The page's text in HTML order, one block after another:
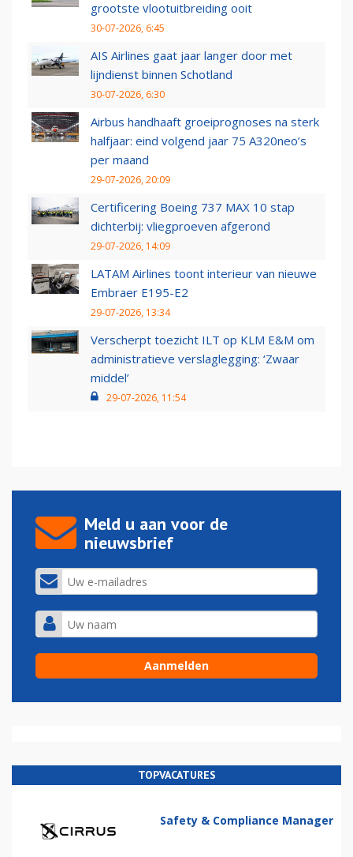
grootste vlootuitbreiding ooit
30-07-2026, 6:45
AIS Airlines gaat jaar langer door met
lijndienst binnen Schotland
30-07-2026, 6:30
Airbus handhaaft groeiprognoses na sterk
halfjaar: eind volgend jaar 75 A320neo’s
per maand
29-07-2026, 20:09
Certificering Boeing 737 MAX 10 stap
dichterbij: vliegproeven afgerond
29-07-2026, 14:09
LATAM Airlines toont interieur van nieuwe
Embraer E195-E2
29-07-2026, 13:34
Verscherpt toezicht ILT op KLM E&M om
administratieve verslaglegging: ‘Zwaar
middel’
29-07-2026, 11:54
Meld u aan voor de
nieuwsbrief
TOPVACATURES
Safety & Compliance Manager